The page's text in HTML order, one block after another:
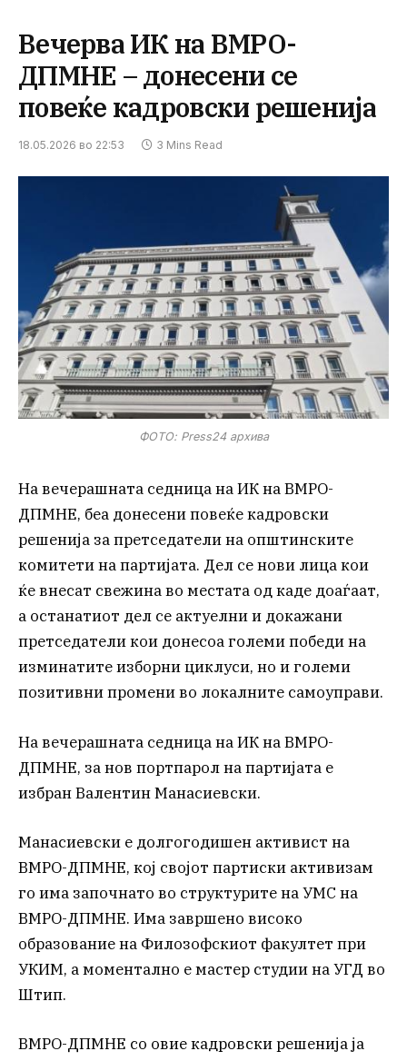
Вечерва ИК на ВМРО-
ДПМНЕ – донесени се
повеќе кадровски решенија
18.05.2026 во 22:53 3 Mins Read
ФОТО: Press24 архива
На вечерашната седница на ИК на ВМРО-
ДПМНЕ, беа донесени повеќе кадровски
решенија за претседатели на општинските
комитети на партијата. Дел се нови лица кои
ќе внесат свежина во местата од каде доаѓаат,
а останатиот дел се актуелни и докажани
претседатели кои донесоа големи победи на
изминатите изборни циклуси, но и големи
позитивни промени во локалните самоуправи.
На вечерашната седница на ИК на ВМРО-
ДПМНЕ, за нов портпарол на партијата е
избран Валентин Манасиевски.
Манасиевски е долгогодишен активист на
ВМРО-ДПМНЕ, кој својот партиски активизам
го има започнато во структурите на УМС на
ВМРО-ДПМНЕ. Има завршено високо
образование на Филозофскиот факултет при
УКИМ, а моментално е мастер студии на УГД во
Штип.
ВМРО-ДПМНЕ со овие кадровски решенија ја